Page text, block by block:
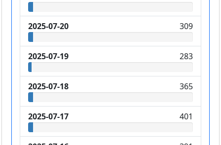
2025-07-20 309
2025-07-19 283
2025-07-18 365
2025-07-17 401